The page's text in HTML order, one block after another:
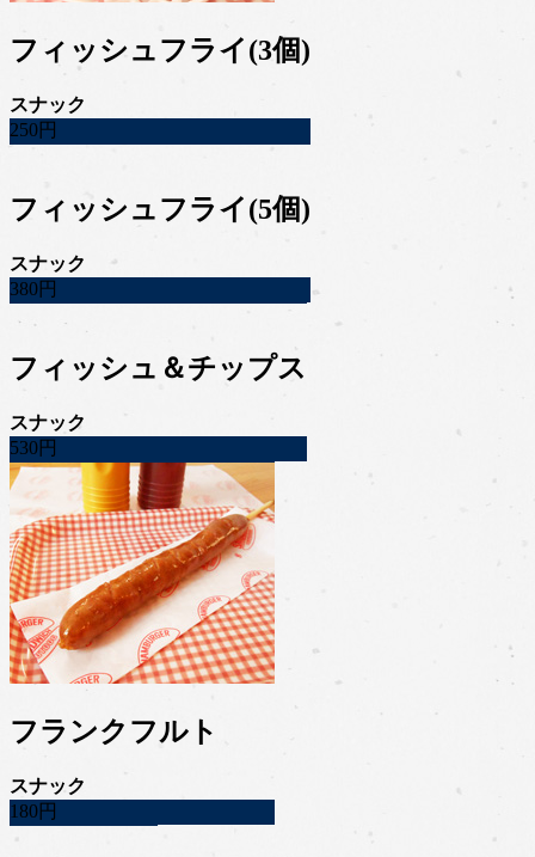
フィッシュフライ(3個)
スナック
250円
フィッシュフライ(5個)
スナック
380円
フィッシュ＆チップス
スナック
530円
フランクフルト
スナック
180円